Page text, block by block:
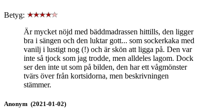
Betyg:
Är mycket nöjd med bäddmadrassen hittills, den ligger
bra i sängen och den luktar gott... som sockerkaka med
vanilj i lustigt nog (!) och är skön att ligga på. Den var
inte så tjock som jag trodde, men alldeles lagom. Dock
ser den inte ut som på bilden, den har ett vågmönster
tvärs över från kortsidorna, men beskrivningen
stämmer.
Anonym (2021-01-02)